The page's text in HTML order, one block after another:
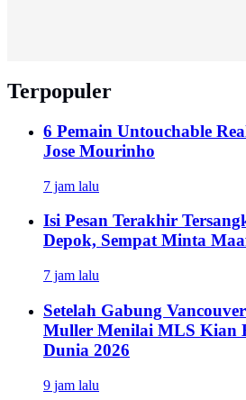
Terpopuler
6 Pemain Untouchable
Jose Mourinho
7 jam lalu
Isi Pesan Terakhir
Depok, Sempat Minta
7 jam lalu
Setelah Gabung
Muller Menilai MLS Kian
Dunia 2026
9 jam lalu